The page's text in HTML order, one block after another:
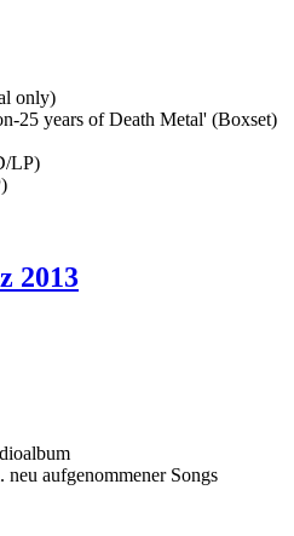
only)
25 years of Death Metal' (Boxset)
LP)
2013
aufgenommener Songs